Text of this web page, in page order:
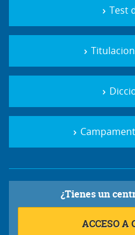
Test
¿Tienes un
ACCESO A